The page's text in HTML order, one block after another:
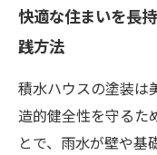
快適な住まいを長
践方法
積水ハウスの塗装は
造的健全性を守るた
とで、雨水が壁や基